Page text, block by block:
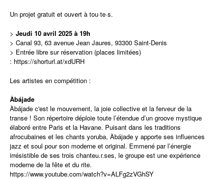
Un projet gratuit et ouvert à tou·te·s.
> Jeudi 10 avril 2025 à 19h
> Canal 93, 63 avenue Jean Jaures, 93300 Saint-Denis
> Entrée libre sur réservation (places limitées)
: https://shorturl.at/xdURH
Les artistes en compétition :
Àbájade
Àbájade c'est le mouvement, la joie collective et la ferveur de la
transe ! Son répertoire déploie toute l’étendue d’un groove mystique
élaboré entre Paris et la Havane. Puisant dans les traditions
afrocubaines et les chants yoruba, Àbájade y apporte ses influences
jazz et soul pour son moderne et original. Emmené par l’énergie
irrésistible de ses trois chanteu.r.ses, le groupe est une expérience
moderne de la fête et du rite.
https://www.youtube.com/watch?v=ALFg2zVGhSY